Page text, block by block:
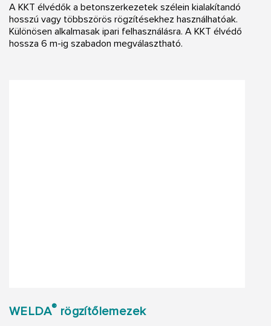
A KKT élvédők a betonszerkezetek szélein kialakítandó
hosszú vagy többszörös rögzítésekhez használhatóak.
Különösen alkalmasak ipari felhasználásra. A KKT élvédő
hossza 6 m-ig szabadon megválasztható.
WELDA® rögzítőlemezek